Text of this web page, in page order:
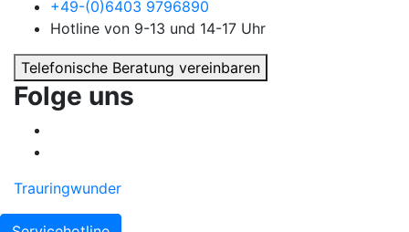
+49-(0)6403 9796890
Hotline von 9-13 und 14-17 Uhr
Telefonische Beratung vereinbaren
Folge uns
Trauringwunder